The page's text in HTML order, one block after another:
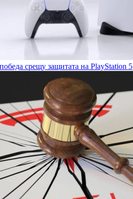
срещу защитата на PlayStation 5